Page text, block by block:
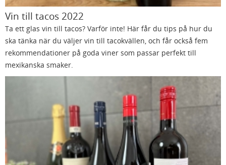
Vin till tacos 2022
Ta ett glas vin till tacos? Varför inte! Här får du tips på hur du
ska tänka när du väljer vin till tacokvällen, och får också fem
rekommendationer på goda viner som passar perfekt till
mexikanska smaker.